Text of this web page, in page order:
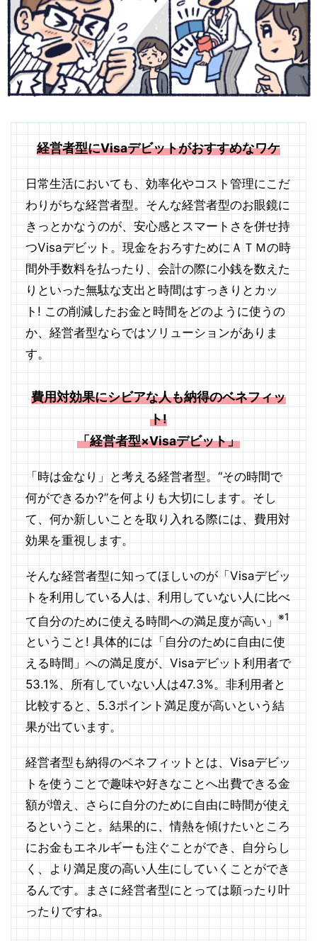
経営者型にVisaデビットがおすすめなワケ
日常生活においても、効率化やコスト管理にこだ
わりがちな経営者型。そんな経営者型のお眼鏡に
きっとかなうのが、安心感とスマートさを併せ持
つVisaデビット。現金をおろすためにＡＴＭの時
間外手数料を払ったり、会計の際に小銭を数えた
りといった無駄な支出と時間はすっきりとカッ
ト! この削減したお金と時間をどのように使うの
か、経営者型ならではソリューションがありま
す。
費用対効果にシビアな人も納得のベネフィッ
ト!
「経営者型×Visaデビット」
「時は金なり」と考える経営者型。“その時間で
何ができるか?”を何よりも大切にします。そし
て、何か新しいことを取り入れる際には、費用対
効果を重視します。
そんな経営者型に知ってほしいのが「Visaデビッ
トを利用している人は、利用していない人に比べ
て自分のために使える時間への満足度が高い」※1
ということ! 具体的には「自分のために自由に使
える時間」への満足度が、Visaデビット利用者で
53.1%、所有していない人は47.3%。非利用者と
比較すると、5.3ポイント満足度が高いという結
果が出ています。
経営者型も納得のベネフィットとは、Visaデビッ
トを使うことで趣味や好きなことへ出費できる金
額が増え、さらに自分のために自由に時間が使え
るということ。結果的に、情熱を傾けたいところ
にお金もエネルギーも注ぐことができ、自分らし
く、より満足度の高い人生にしていくことができ
るんです。まさに経営者型にとっては願ったり叶
ったりですね。